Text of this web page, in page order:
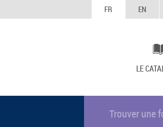
FR EN
LE
Trouver une